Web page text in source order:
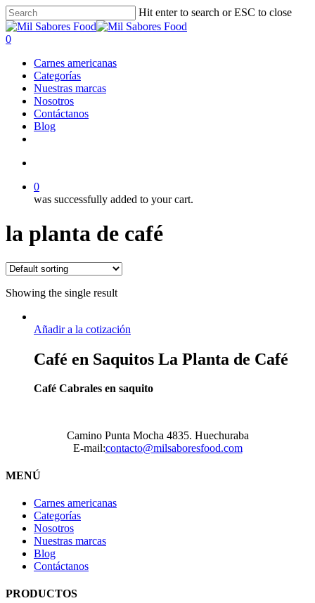
Skip
to
main
Hit enter to search or ESC to close
Close
Search
search
0
Carnes americanas
Categorías
Nuestras marcas
Nosotros
Contáctanos
Blog
0
was successfully added to your cart.
la planta de café
Showing the single result
Añadir a la cotización
Café en Saquitos La Planta de Café
Café Cabrales en saquito
Camino Punta Mocha 4835. Huechuraba
E-mail:contacto@milsaboresfood.com
MENÚ
Carnes americanas
Categorías
Nosotros
Nuestras marcas
Blog
Contáctanos
PRODUCTOS